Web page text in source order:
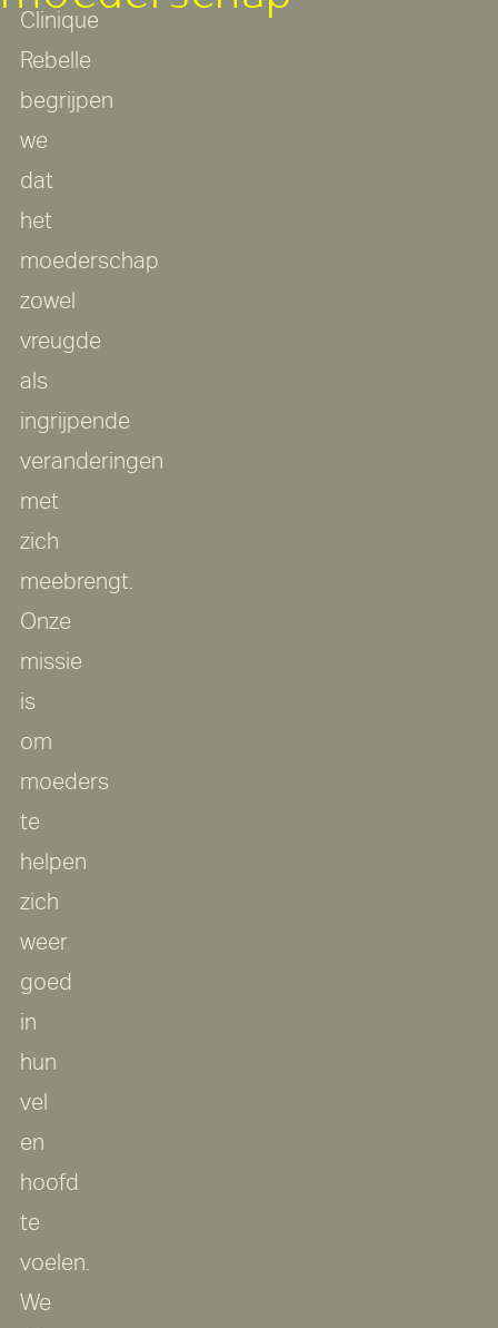
Clinique
Rebelle
begrijpen
we
dat
het
moederschap
zowel
vreugde
als
ingrijpende
veranderingen
met
zich
meebrengt.
Onze
missie
is
om
moeders
te
helpen
zich
weer
goed
in
hun
vel
en
hoofd
te
voelen.
We